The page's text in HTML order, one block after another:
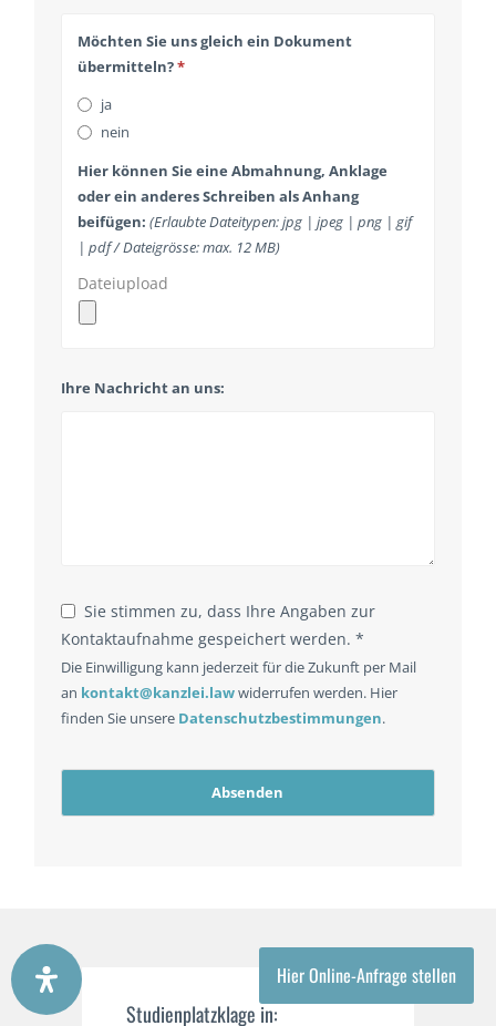
Hier Online-Anfrage stellen
Möchten Sie uns gleich ein Dokument
übermitteln?*
ja
nein
Hier können Sie eine Abmahnung, Anklage
oder ein anderes Schreiben als Anhang
beifügen: (Erlaubte Dateitypen: jpg | jpeg | png | gif
| pdf / Dateigrösse: max. 12 MB)
Dateiupload
Ihre Nachricht an uns:
Sie stimmen zu, dass Ihre Angaben zur
Kontaktaufnahme gespeichert werden. *
Die Einwilligung kann jederzeit für die Zukunft per Mail
an kontakt@kanzlei.lawwiderrufen werden. Hier
finden Sie unsere Datenschutzbestimmungen.
Absenden
Studienplatzklage in: